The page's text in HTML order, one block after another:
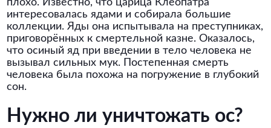
плохо. Известно, что царица Клеопатра
интересовалась ядами и собирала большие
коллекции. Яды она испытывала на преступниках,
приговорённых к смертельной казне. Оказалось,
что осиный яд при введении в тело человека не
вызывал сильных мук. Постепенная смерть
человека была похожа на погружение в глубокий
сон.
Нужно ли уничтожать ос?